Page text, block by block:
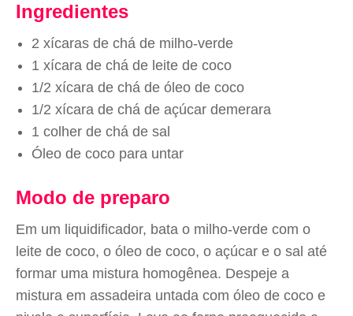
Ingredientes
2 xícaras de chá de milho-verde
1 xícara de chá de leite de coco
1/2 xícara de chá de óleo de coco
1/2 xícara de chá de açúcar demerara
1 colher de chá de sal
Óleo de coco para untar
Modo de preparo
Em um liquidificador, bata o milho-verde com o
leite de coco, o óleo de coco, o açúcar e o sal até
formar uma mistura homogênea. Despeje a
mistura em assadeira untada com óleo de coco e